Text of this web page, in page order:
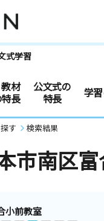
式学習
材
長
公文式の
特長
学
す 検索結果
市南区
小前教室